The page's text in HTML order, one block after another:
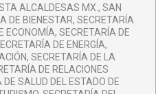
ALCALDESAS MX., SAN
DE BIENESTAR, SECRETARÍA
ECONOMÍA, SECRETARÍA DE
DE ENERGÍA,
, SECRETARÍA DE LA
DE RELACIONES
DE SALUD DEL ESTADO DE